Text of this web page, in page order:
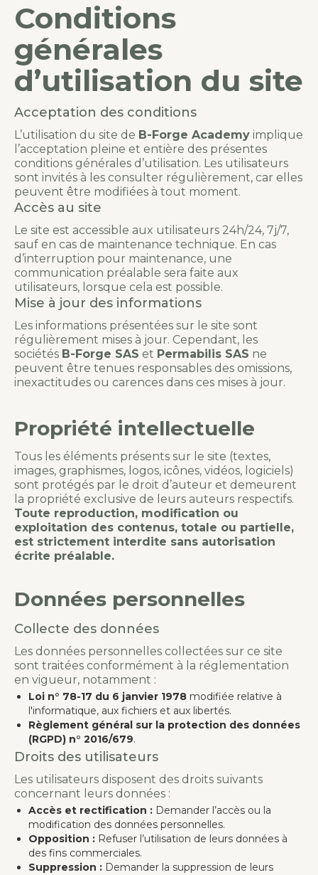
Conditions
générales
d’utilisation du site
Acceptation des conditions
L’utilisation du site de B-Forge Academy implique
l’acceptation pleine et entière des présentes
conditions générales d’utilisation. Les utilisateurs
sont invités à les consulter régulièrement, car elles
peuvent être modifiées à tout moment.
Accès au site
Le site est accessible aux utilisateurs 24h/24, 7j/7,
sauf en cas de maintenance technique. En cas
d’interruption pour maintenance, une
communication préalable sera faite aux
utilisateurs, lorsque cela est possible.
Mise à jour des informations
Les informations présentées sur le site sont
régulièrement mises à jour. Cependant, les
sociétés B-Forge SAS et Permabilis SAS ne
peuvent être tenues responsables des omissions,
inexactitudes ou carences dans ces mises à jour.
Propriété intellectuelle
Tous les éléments présents sur le site (textes,
images, graphismes, logos, icônes, vidéos, logiciels)
sont protégés par le droit d’auteur et demeurent
la propriété exclusive de leurs auteurs respectifs.
Toute reproduction, modification ou
exploitation des contenus, totale ou partielle,
est strictement interdite sans autorisation
écrite préalable.
Données personnelles
Collecte des données
Les données personnelles collectées sur ce site
sont traitées conformément à la réglementation
en vigueur, notamment :
Loi n° 78-17 du 6 janvier 1978 modifiée relative à
l'informatique, aux fichiers et aux libertés.
Règlement général sur la protection des données
(RGPD) n° 2016/679.
Droits des utilisateurs
Les utilisateurs disposent des droits suivants
concernant leurs données :
Accès et rectification : Demander l’accès ou la
modification des données personnelles.
Opposition : Refuser l’utilisation de leurs données à
des fins commerciales.
Suppression : Demander la suppression de leurs